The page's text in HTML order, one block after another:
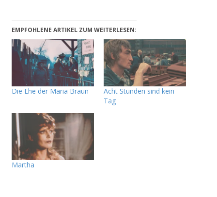
EMPFOHLENE ARTIKEL ZUM WEITERLESEN:
Die Ehe der Maria Braun
Acht Stunden sind kein
Tag
Martha